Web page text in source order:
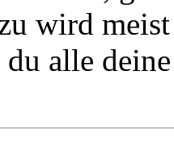
wird
alle